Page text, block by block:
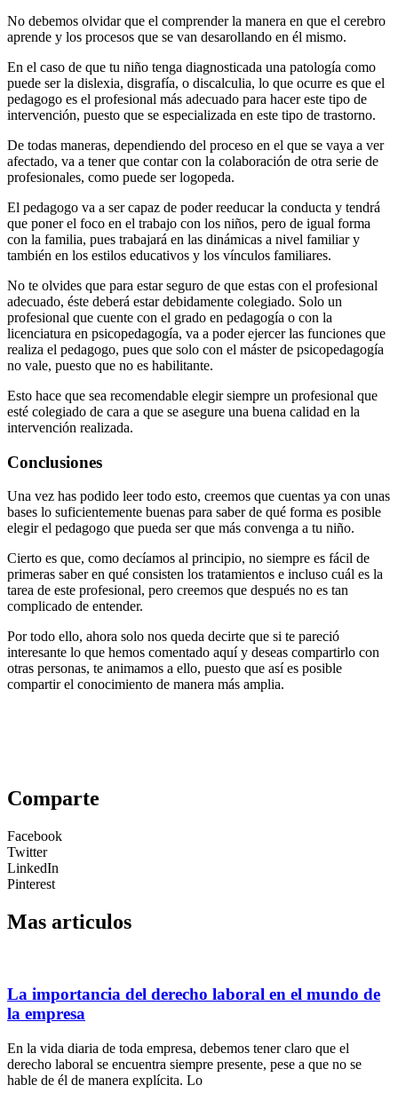
No debemos olvidar que el comprender la manera en que el cerebro
aprende y los procesos que se van desarollando en él mismo.
En el caso de que tu niño tenga diagnosticada una patología como
puede ser la dislexia, disgrafía, o discalculia, lo que ocurre es que el
pedagogo es el profesional más adecuado para hacer este tipo de
intervención, puesto que se especializada en este tipo de trastorno.
De todas maneras, dependiendo del proceso en el que se vaya a ver
afectado, va a tener que contar con la colaboración de otra serie de
profesionales, como puede ser logopeda.
El pedagogo va a ser capaz de poder reeducar la conducta y tendrá
que poner el foco en el trabajo con los niños, pero de igual forma
con la familia, pues trabajará en las dinámicas a nivel familiar y
también en los estilos educativos y los vínculos familiares.
No te olvides que para estar seguro de que estas con el profesional
adecuado, éste deberá estar debidamente colegiado. Solo un
profesional que cuente con el grado en pedagogía o con la
licenciatura en psicopedagogía, va a poder ejercer las funciones que
realiza el pedagogo, pues que solo con el máster de psicopedagogía
no vale, puesto que no es habilitante.
Esto hace que sea recomendable elegir siempre un profesional que
esté colegiado de cara a que se asegure una buena calidad en la
intervención realizada.
Conclusiones
Una vez has podido leer todo esto, creemos que cuentas ya con unas
bases lo suficientemente buenas para saber de qué forma es posible
elegir el pedagogo que pueda ser que más convenga a tu niño.
Cierto es que, como decíamos al principio, no siempre es fácil de
primeras saber en qué consisten los tratamientos e incluso cuál es la
tarea de este profesional, pero creemos que después no es tan
complicado de entender.
Por todo ello, ahora solo nos queda decirte que si te pareció
interesante lo que hemos comentado aquí y deseas compartirlo con
otras personas, te animamos a ello, puesto que así es posible
compartir el conocimiento de manera más amplia.
Comparte
Facebook
Twitter
LinkedIn
Pinterest
Mas articulos
La importancia del derecho laboral en el mundo de
la empresa
En la vida diaria de toda empresa, debemos tener claro que el
derecho laboral se encuentra siempre presente, pese a que no se
hable de él de manera explícita. Lo